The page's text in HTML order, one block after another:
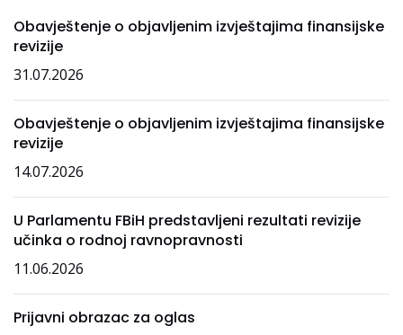
Obavještenje o objavljenim izvještajima finansijske
revizije
31.07.2026
Obavještenje o objavljenim izvještajima finansijske
revizije
14.07.2026
U Parlamentu FBiH predstavljeni rezultati revizije
učinka o rodnoj ravnopravnosti
11.06.2026
Prijavni obrazac za oglas